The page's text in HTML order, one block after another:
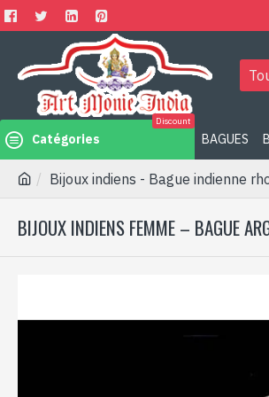
Catégories
Discount
BAGUES
Bijoux indiens - Bague indienne
BIJOUX INDIENS FEMME – BAGUE